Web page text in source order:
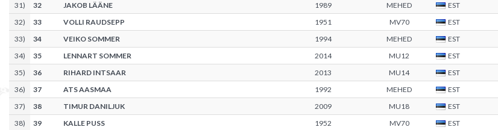
31) 32 JAKOB LÄÄNE 1989 MEHED EST
32) 33 VOLLI RAUDSEPP 1951 MV70 EST
33) 34 VEIKO SOMMER 1994 MEHED EST
34) 35 LENNART SOMMER 2014 MU12 EST
35) 36 RIHARD INTSAAR 2013 MU14 EST
36) 37 ATS AASMAA 1992 MEHED EST
37) 38 TIMUR DANILJUK 2009 MU18 EST
38) 39 KALLE PUSS 1952 MV70 EST